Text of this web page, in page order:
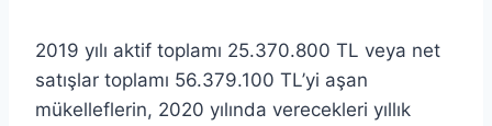
2019 yılı aktif toplamı 25.370.800 TL veya net
satışlar toplamı 56.379.100 TL’yi aşan
mükelleflerin, 2020 yılında verecekleri yıllık